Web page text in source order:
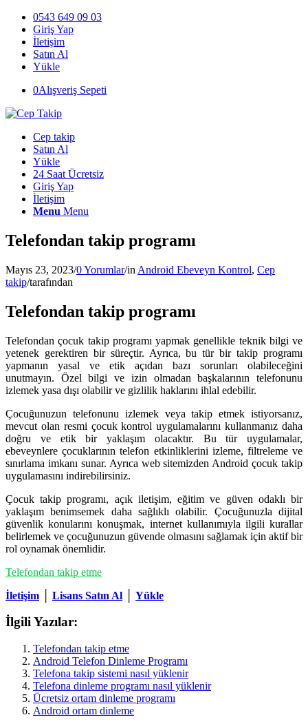
0543 649 09 03
Giriş Yap
İletişim
Satın Al
Yükle
0Alışveriş Sepeti
Cep takip
Satın Al
Yükle
24 Saat Ücretsiz
Giriş Yap
İletişim
Menu Menu
Telefondan takip programı
Mayıs 23, 2023/0 Yorumlar/in Android Ebeveyn Kontrol, Cep
takip/tarafından
Telefondan takip programı
Telefondan çocuk takip programı yapmak genellikle teknik bilgi ve
yetenek gerektiren bir süreçtir. Ayrıca, bu tür bir takip programı
yapmanın yasal ve etik açıdan bazı sorunları olabileceğini
unutmayın. Özel bilgi ve izin olmadan başkalarının telefonunu
izlemek yasa dışı olabilir ve gizlilik haklarını ihlal edebilir.
Çocuğunuzun telefonunu izlemek veya takip etmek istiyorsanız,
mevcut olan resmi çocuk kontrol uygulamalarını kullanmanız daha
doğru ve etik bir yaklaşım olacaktır. Bu tür uygulamalar,
ebeveynlere çocuklarının telefon etkinliklerini izleme, filtreleme ve
sınırlama imkanı sunar. Ayrıca web sitemizden Android çocuk takip
uygulamasını indirebilirsiniz.
Çocuk takip programı, açık iletişim, eğitim ve güven odaklı bir
yaklaşım benimsemek daha sağlıklı olabilir. Çocuğunuzla dijital
güvenlik konularını konuşmak, internet kullanımıyla ilgili kurallar
belirlemek ve çocuğunuzun güvende olmasını sağlamak için aktif bir
rol oynamak önemlidir.
Telefondan takip etme
İletişim
Lisans Satın Al Yükle
İlgili Yazılar:
Telefondan takip etme
Android Telefon Dinleme Programı
Telefona takip sistemi nasıl yüklenir
Telefona dinleme programı nasıl yüklenir
Ücretsiz ortam dinleme programı
Android ortam dinleme